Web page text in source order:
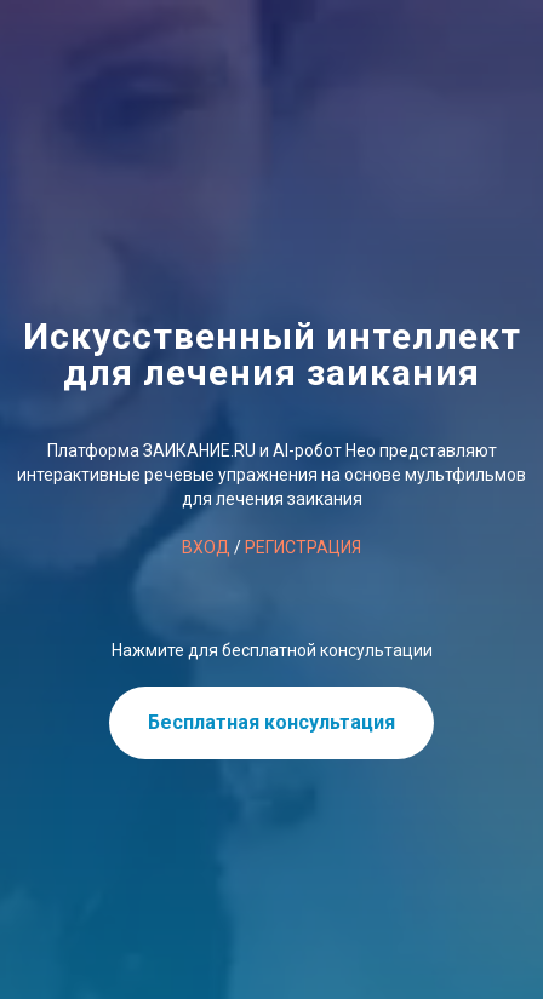
Искусственный интеллект
для лечения заикания
Платформа ЗАИКАНИЕ.RU и AI-робот Нео представляют
интерактивные речевые упражнения на основе мультфильмов
для лечения заикания
ВХОД / РЕГИСТРАЦИЯ
Нажмите для бесплатной консультации
Бесплатная консультация